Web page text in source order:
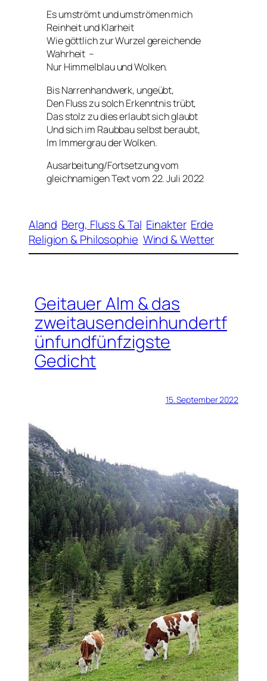
Es umströmt und umströmen mich
Reinheit und Klarheit
Wie göttlich zur Wurzel gereichende
Wahrheit –
Nur Himmelblau und Wolken.
Bis Narrenhandwerk, ungeübt,
Den Fluss zu solch Erkenntnis trübt,
Das stolz zu dies erlaubt sich glaubt
Und sich im Raubbau selbst beraubt,
Im Immergrau der Wolken.
Ausarbeitung/Fortsetzung vom
gleichnamigen Text vom 22. Juli 2022
Aland Berg, Fluss & Tal Einakter Erde
Religion & Philosophie Wind & Wetter
Geitauer Alm & das
zweitausendeinhundertf
ünfundfünfzigste
Gedicht
15. September 2022